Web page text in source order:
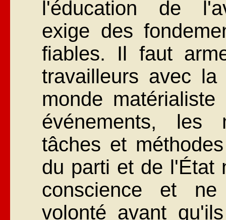
l'éducation de
exige des
fiables. Il faut
travailleurs avec
monde
événements, les
tâches et
du parti et de l'État
conscience et
volonté avant